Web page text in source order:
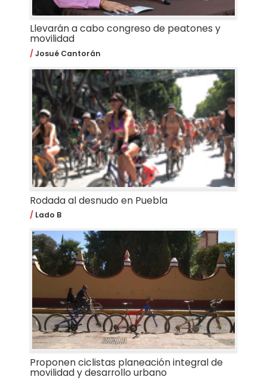
Llevarán a cabo congreso de peatones y
movilidad
Josué Cantorán
Rodada al desnudo en Puebla
Lado B
Proponen ciclistas planeación integral de
movilidad y desarrollo urbano